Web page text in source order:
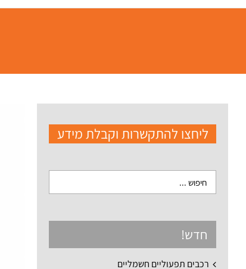
ליחצו להתקשרות וקבלת מידע
חדש!
רכבים תפעוליים חשמליים